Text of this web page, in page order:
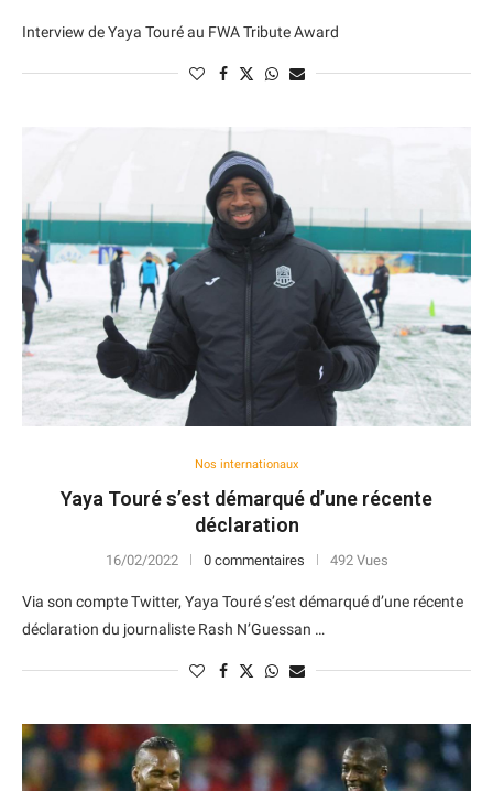
Interview de Yaya Touré au FWA Tribute Award
Nos internationaux
Yaya Touré s’est démarqué d’une récente
déclaration
16/02/2022 0 commentaires 492 Vues
Via son compte Twitter, Yaya Touré s’est démarqué d’une récente
déclaration du journaliste Rash N’Guessan …